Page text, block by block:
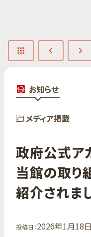
お知らせ
メディア掲載
政府公式ア
当館の​取り
紹介されま
投稿日：2026年1月18日